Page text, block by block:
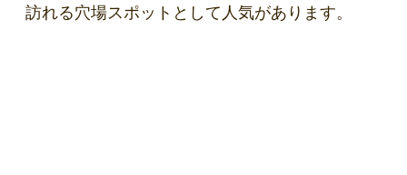
訪れる穴場スポットとして人気があります。